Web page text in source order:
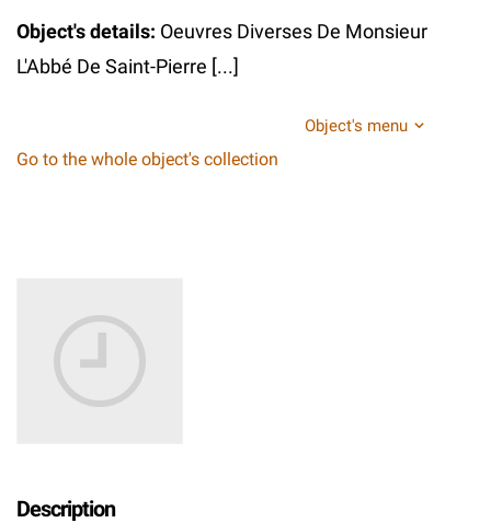
Object's details: Oeuvres Diverses De Monsieur
L'Abbé De Saint-Pierre [...]
Object's menu
Go to the whole object's collection
Description